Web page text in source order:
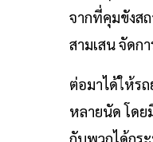
จากที่คุมขังส
สามเสน จัดก
ต่อมาได้ให้ร
หลายนัด โดย
กับพวกได้กร